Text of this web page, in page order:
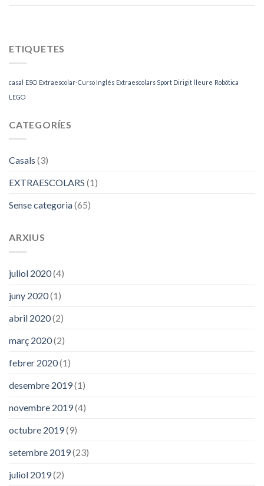
ETIQUETES
casal ESO Extraescolar-Curso Inglés Extraescolars Sport Dirigit lleure Robótica
LEGO
CATEGORÍES
Casals (3)
EXTRAESCOLARS (1)
Sense categoria(65)
ARXIUS
juliol 2020(4)
juny 2020(1)
abril 2020(2)
març 2020(2)
febrer 2020(1)
desembre 2019(1)
novembre 2019(4)
octubre 2019(9)
setembre 2019(23)
juliol 2019(2)